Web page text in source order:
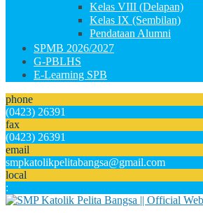
Kelas VIII (Delapan)
Kelas IX (Sembilan)
Pendataan Alumni
SPMB 2026/2027
G-PBLHS
E-Learning SPB
phone
(0423) 26391
fax
(0423) 26391
email
smpkatolikpelitabangsa@gmail.com
local
: